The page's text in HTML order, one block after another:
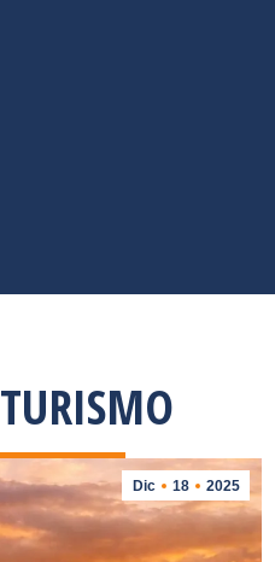
Dic 18 2025